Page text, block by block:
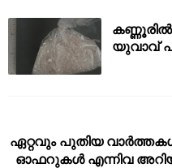
കണ്ണൂരില്‍
യുവാവ്
ഏറ്റവും പുതിയ
ഓഫറുകള്‍ എന്നിവ